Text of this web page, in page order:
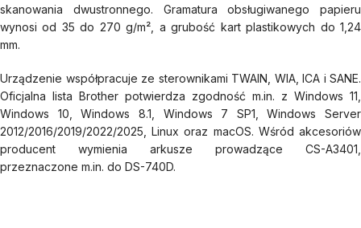
skanowania dwustronnego. Gramatura obsługiwanego papieru
wynosi od 35 do 270 g/m², a grubość kart plastikowych do 1,24
mm.
Urządzenie współpracuje ze sterownikami TWAIN, WIA, ICA i SANE.
Oficjalna lista Brother potwierdza zgodność m.in. z Windows 11,
Windows 10, Windows 8.1, Windows 7 SP1, Windows Server
2012/2016/2019/2022/2025, Linux oraz macOS. Wśród akcesoriów
producent wymienia arkusze prowadzące CS-A3401,
przeznaczone m.in. do DS-740D.